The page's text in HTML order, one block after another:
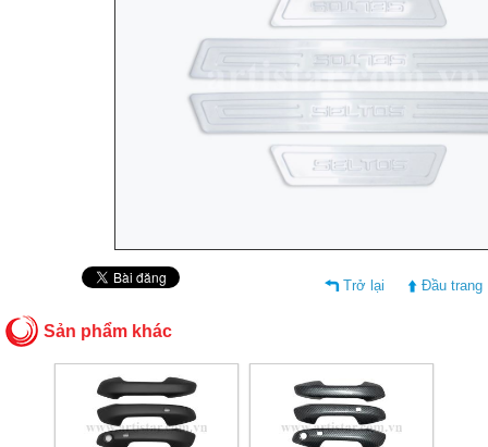
Trở lại Đầu trang
Sản phẩm khác